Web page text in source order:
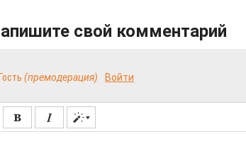
свой комментарий
Гость (премодерация) Войти